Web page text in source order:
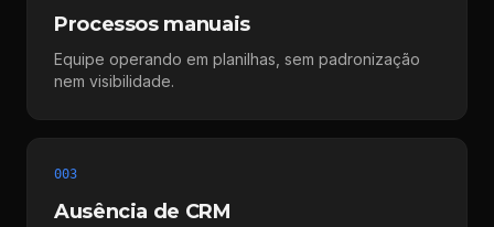
Processos manuais
Equipe operando em planilhas, sem padronização
nem visibilidade.
003
Ausência de CRM